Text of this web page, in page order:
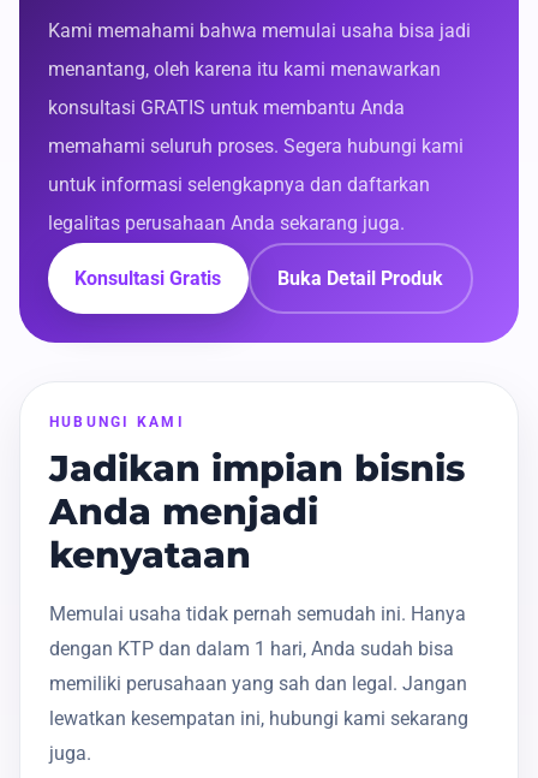
Kami memahami bahwa memulai usaha bisa jadi
menantang, oleh karena itu kami menawarkan
konsultasi GRATIS untuk membantu Anda
memahami seluruh proses. Segera hubungi kami
untuk informasi selengkapnya dan daftarkan
legalitas perusahaan Anda sekarang juga.
Konsultasi Gratis Buka Detail Produk
HUBUNGI KAMI
Jadikan impian bisnis
Anda menjadi
kenyataan
Memulai usaha tidak pernah semudah ini. Hanya
dengan KTP dan dalam 1 hari, Anda sudah bisa
memiliki perusahaan yang sah dan legal. Jangan
lewatkan kesempatan ini, hubungi kami sekarang
juga.